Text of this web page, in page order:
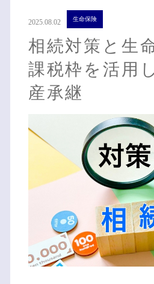
2025.08.02 生命保険
相続対策と生
課税枠を活用
産承継